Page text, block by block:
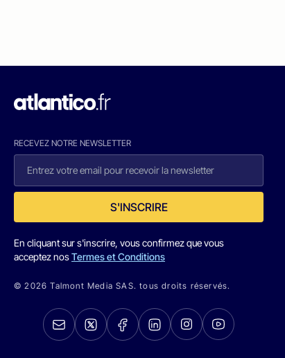
RECEVEZ NOTRE NEWSLETTER
S'INSCRIRE
En cliquant sur s'inscrire, vous confirmez que vous
acceptez nosTermes et Conditions
© 2026 Talmont Media SAS. tous droits réservés.